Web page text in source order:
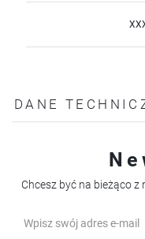
DANE
Chcesz być na bieżąco z